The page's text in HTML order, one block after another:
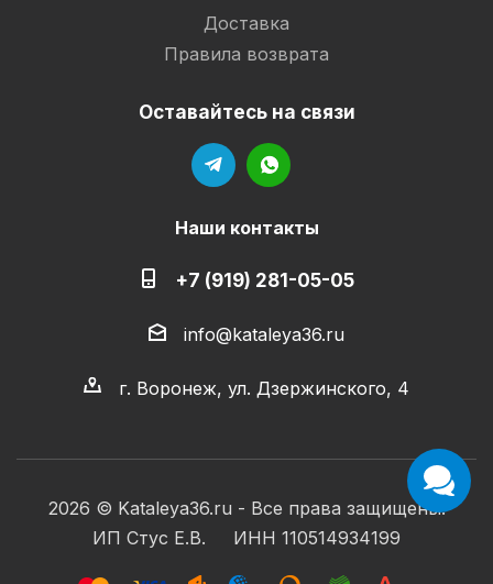
Доставка
Правила возврата
Оставайтесь на связи
Наши контакты
+7 (919) 281-05-05
info@kataleya36.ru
г. Воронеж, ул. Дзержинского, 4
2026 © Kataleya36.ru - Все права защищены.
ИП Стус Е.В. ИНН 110514934199